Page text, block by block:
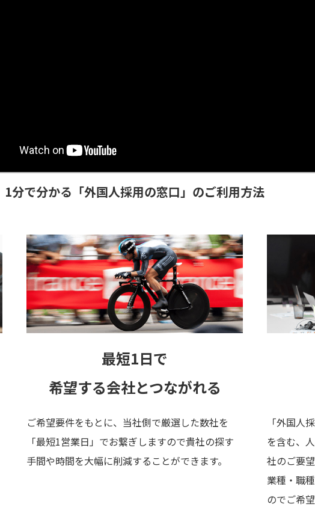
1分で分かる「外国人採用の窓口」のご利用方法
最短1日で
希望する会社とつながれる
ご希望要件をもとに、当社側で厳選した数社を
「最短1営業日」でお繋ぎしますので貴社の探す
手間や時間を大幅に削減することができます。
「外国人
を含む、
社のご要
業種・職
のでご希